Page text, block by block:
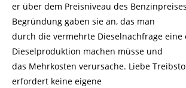
er über dem Preisniveau des
Begründung gaben sie an, das man
durch die vermehrte Dieselnachfrage eine
Dieselproduktion machen müsse und
das Mehrkosten verursache. Liebe
erfordert keine eigene